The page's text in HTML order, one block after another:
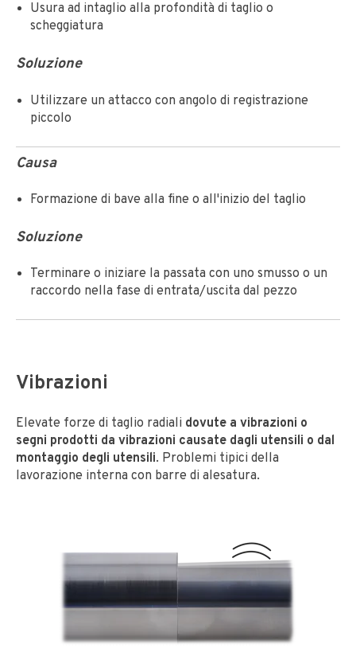
Usura ad intaglio alla profondità di taglio o
scheggiatura
Soluzione
Utilizzare un attacco con angolo di registrazione
piccolo
Causa
Formazione di bave alla fine o all'inizio del taglio
Soluzione
Terminare o iniziare la passata con uno smusso o un
raccordo nella fase di entrata/uscita dal pezzo
Vibrazioni
Elevate forze di taglio radiali dovute a vibrazioni o
segni prodotti da vibrazioni causate dagli utensili o dal
montaggio degli utensili. Problemi tipici della
lavorazione interna con barre di alesatura.